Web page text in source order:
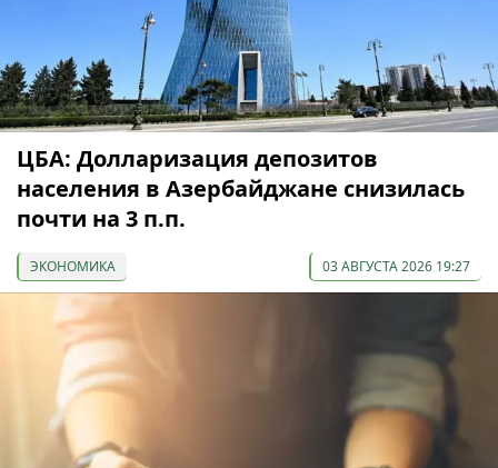
ЦБА: Долларизация депозитов
населения в Азербайджане снизилась
почти на 3 п.п.
ЭКОНОМИКА 03 АВГУСТА 2026 19:27